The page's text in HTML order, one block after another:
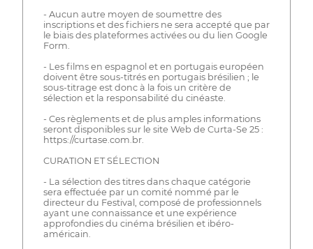
- Aucun autre moyen de soumettre des
inscriptions et des fichiers ne sera accepté que par
le biais des plateformes activées ou du lien Google
Form.
- Les films en espagnol et en portugais européen
doivent être sous-titrés en portugais brésilien ; le
sous-titrage est donc à la fois un critère de
sélection et la responsabilité du cinéaste.
- Ces règlements et de plus amples informations
seront disponibles sur le site Web de Curta-Se 25 :
https://curtase.com.br.
CURATION ET SÉLECTION
- La sélection des titres dans chaque catégorie
sera effectuée par un comité nommé par le
directeur du Festival, composé de professionnels
ayant une connaissance et une expérience
approfondies du cinéma brésilien et ibéro-
américain.